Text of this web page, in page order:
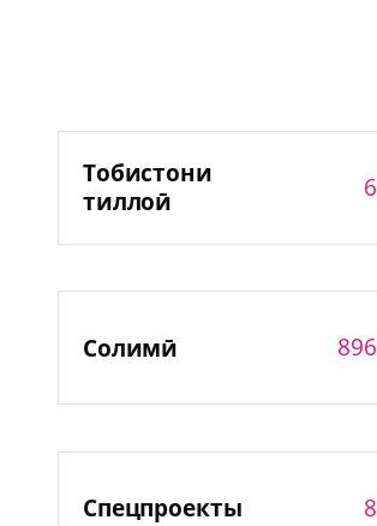
Тобистони
тиллоӣ
6
Солимӣ 896
Спецпроекты 8